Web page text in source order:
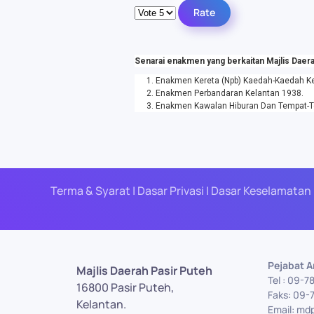
Please Rate
Senarai enakmen yang berkaitan Majlis
Enakmen Kereta (Npb) Kaedah-Kaedah
Enakmen Perbandaran Kelantan 1938.
Enakmen Kawalan Hiburan Dan Tempat-
Terma & Syarat | Dasar Privasi | Dasar
Majlis Daerah Pasir Puteh
16800 Pasir Puteh,
Kelantan.
Pejabat
Tel : 09-
Faks: 09-
Email: